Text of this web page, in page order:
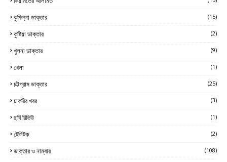
কুমিল্লা ডাক্তার (15)
কুষ্টিয়া ডাক্তার (2)
খুলনা ডাক্তার (9)
খেলা (1)
চট্টগ্রাম ডাক্তার (25)
চাকরির খবর (3)
ছবি রিভিউ (1)
টেলিটক (2)
ডাক্তার ও নাম্বার (108)